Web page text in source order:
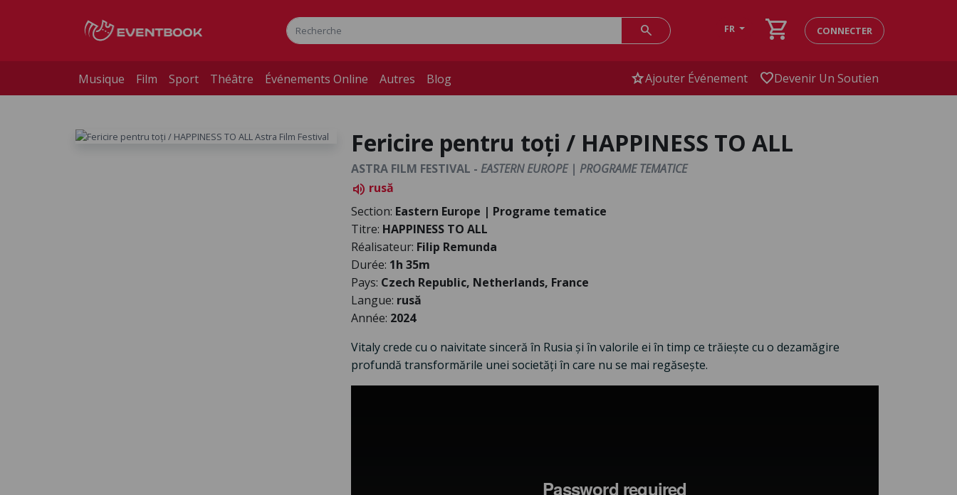
search FR shopping_cart CONNECTER
Musique Film Sport Théâtre Événements Online Autres Blog starAjouter Événement favoriteDevenir Un Soutien
Fericire pentru toți / HAPPINESS TO ALL
ASTRA FILM FESTIVAL - EASTERN EUROPE | PROGRAME TEMATICE
volume_up rusă
Section: Eastern Europe | Programe tematice
Titre: HAPPINESS TO ALL
Réalisateur: Filip Remunda
Durée: 1h 35m
Pays: Czech Republic, Netherlands, France
Langue: rusă
Année: 2024
Vitaly crede cu o naivitate sinceră în Rusia și în valorile ei în timp ce trăiește cu o dezamăgire
profundă transformările unei societăți în care nu se mai regăsește.